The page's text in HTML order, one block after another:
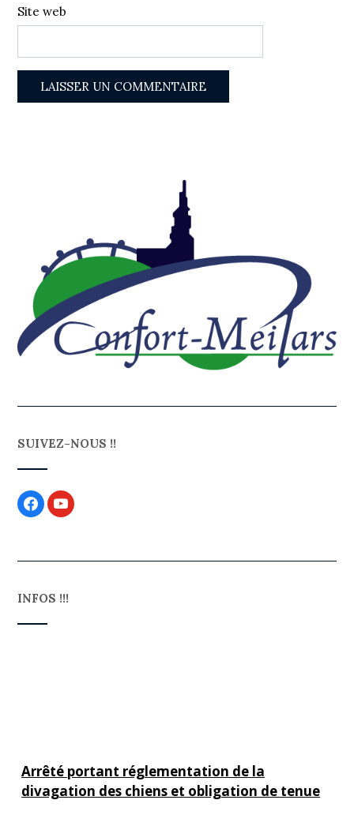
Site web
SUIVEZ-NOUS !!
INFOS !!!
Arrêté portant réglementation de la
divagation des chiens et obligation de tenue